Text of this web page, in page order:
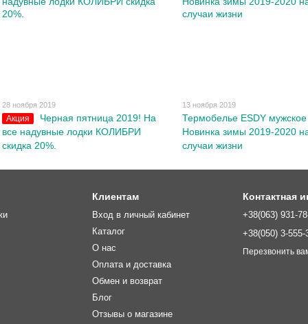
28 ноября 2019
Акция
Черная пятница 2019! На
все надувные лодки КОЛИБРИ
скидка 20%.
13 ноября 2019
Термобелье ESDY мужское
Новинка зимы 2019-2020
случаи жизни
Клиентам
Вход в личный кабинет
Каталог
О нас
Оплата и доставка
Обмен и возврат
Блог
Отзывы о магазине
Контактная
+38(063) 931-
+38(050) 3-555-
Перезвонить